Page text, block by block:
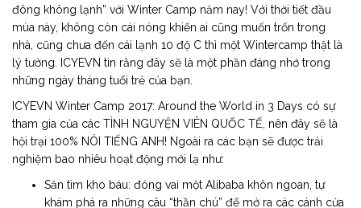
đông không lạnh” với Winter Camp năm nay! Với thời tiết đầu
mùa này, không còn cái nóng khiến ai cũng muốn trốn trong
nhà, cũng chưa đến cái lạnh 10 độ C thì một Wintercamp thật là
lý tưởng. ICYEVN tin rằng đây sẽ là một phần đáng nhớ trong
những ngày tháng tuổi trẻ của bạn.
ICYEVN Winter Camp 2017: Around the World in 3 Days có sự
tham gia của các TÌNH NGUYỆN VIÊN QUỐC TẾ, nên đây sẽ là
hội trại 100% NÓI TIẾNG ANH! Ngoài ra các bạn sẽ được trải
nghiệm bao nhiêu hoạt động mới lạ như:
Săn tìm kho báu: đóng vai một Alibaba khôn ngoan, tự
khám phá ra những câu “thần chú” để mở ra các cánh cửa